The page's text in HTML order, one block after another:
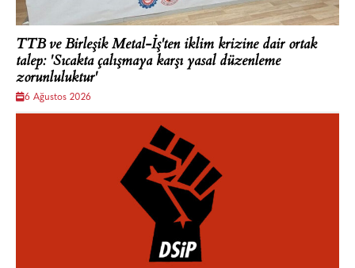
TTB ve Birleşik Metal-İş'ten iklim krizine dair ortak
talep: 'Sıcakta çalışmaya karşı yasal düzenleme
zorunluluktur'
6 Ağustos 2026